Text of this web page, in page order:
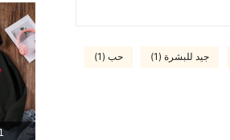
جيد للبشرة (1) حب (1)
1 المنتجات